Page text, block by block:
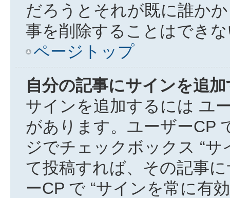
だろうとそれが既に誰か
事を削除することはでき
ページトップ
自分の記事にサインを追
サインを追加するには ユ
があります。ユーザーCP
ジでチェックボックス “
て投稿すれば、その記事
ーCP で “サインを常に有